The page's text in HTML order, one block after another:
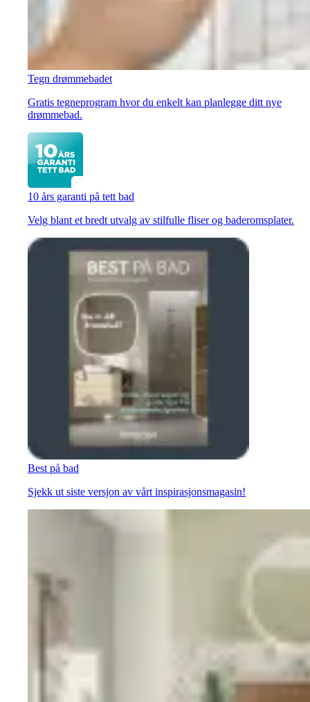
Tegn drømmebadet
Gratis tegneprogram hvor du enkelt kan planlegge ditt nye
drømmebad.
10 års garanti på tett bad
Velg blant et bredt utvalg av stilfulle fliser og baderomsplater.
Best på bad
Sjekk ut siste versjon av vårt inspirasjonsmagasin!